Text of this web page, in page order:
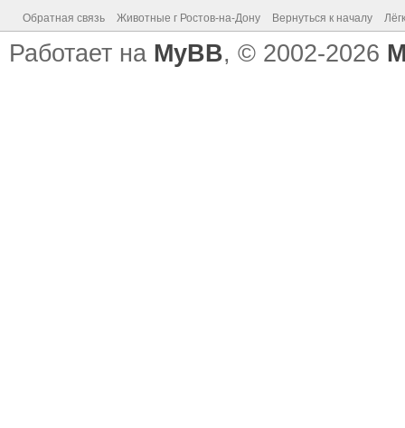
Обратная связь Животные г Ростов-на-Дону Вернуться к началу
Работает на MyBB, © 2002-2026